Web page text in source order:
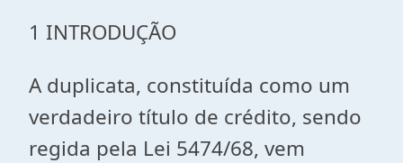
1 INTRODUÇÃO
A duplicata, constituída como um
verdadeiro título de crédito, sendo
regida pela Lei 5474/68, vem